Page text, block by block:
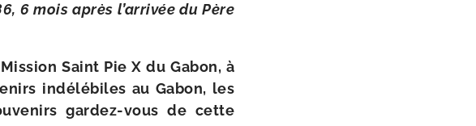
6 mois après l’arrivée du Père
Saint Pie X du Gabon, à
indé­lé­biles au Gabon, les
gardez-​vous de cette